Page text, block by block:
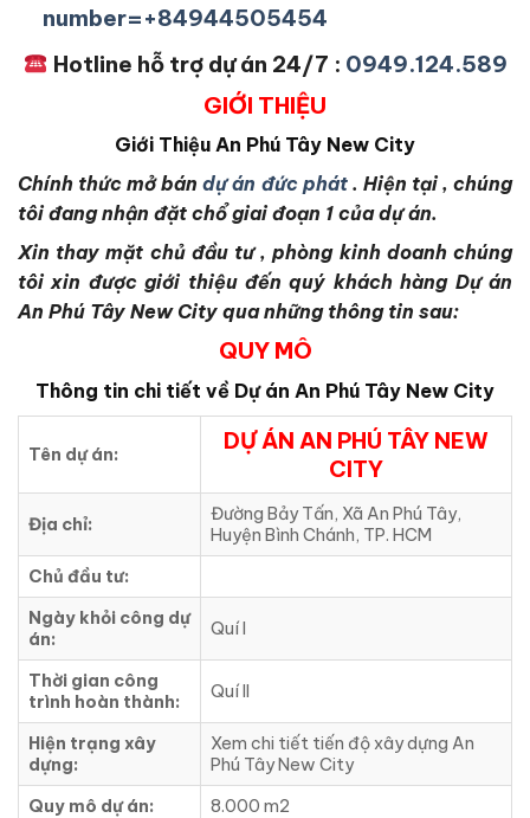
number=+84944505454
Hotline hỗ trợ dự án 24/7 : 0949.124.589
GIỚI THIỆU
Giới Thiệu An Phú Tây New City
Chính thức mở bándự án đức phát. Hiện tại , chúng
tôi đang nhận đặt chổ giai đoạn 1 của dự án.
Xin thay mặt chủ đầu tư , phòng kinh doanh chúng
tôi xin được giới thiệu đến quý khách hàng Dự án
An Phú Tây New City qua những thông tin sau:
QUY MÔ
Thông tin chi tiết về Dự án An Phú Tây New City
Tên dự án:
DỰ ÁN AN PHÚ TÂY NEW
CITY
Địa chỉ:
Đường Bảy Tấn, Xã An Phú Tây,
Huyện Bình Chánh, TP. HCM
Chủ đầu tư:
Ngày khỏi công dự
án:
Quí I
Thời gian công
trình hoàn thành:
Quí II
Hiện trạng xây
dựng:
Xem chi tiết tiến độ xây dựng An
Phú Tây New City
Quy mô dự án:
8.000 m2